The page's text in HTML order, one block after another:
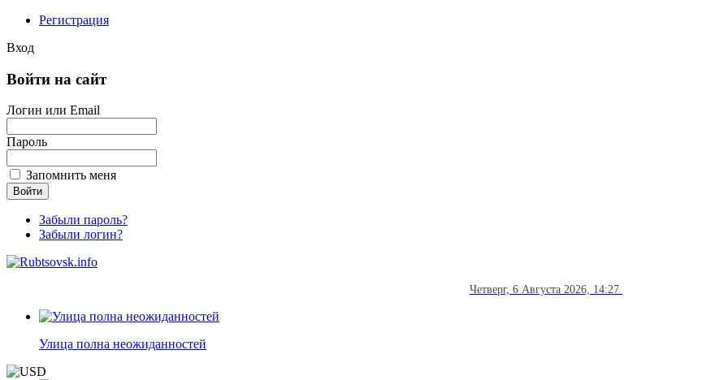
Регистрация
Вход
Войти на сайт
Логин или Email
Пароль
Запомнить меня
Забыли пароль?
Забыли логин?
Четверг, 6 Августа 2026, 14:27
Улица полна неожиданностей